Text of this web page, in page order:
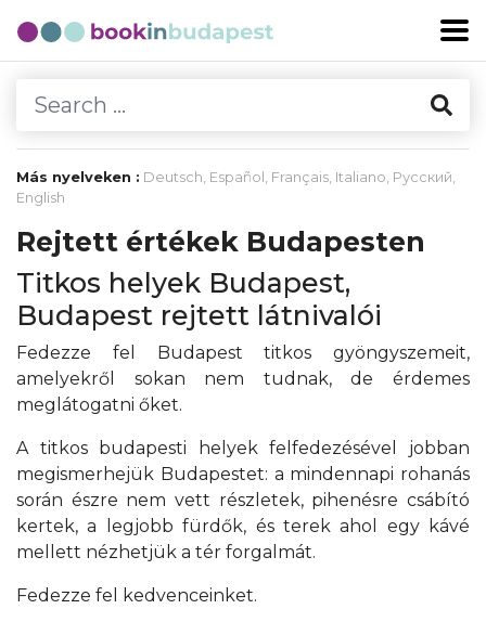
Más nyelveken : Deutsch, Español , Français, Italiano, Русский,
English
Rejtett értékek Budapesten
Titkos helyek Budapest,
Budapest rejtett látnivalói
Fedezze fel Budapest titkos gyöngyszemeit,
amelyekről sokan nem tudnak, de érdemes
meglátogatni őket.
A titkos budapesti helyek felfedezésével jobban
megismerhejük Budapestet: a mindennapi rohanás
során észre nem vett részletek, pihenésre csábító
kertek, a legjobb fürdők, és terek ahol egy kávé
mellett nézhetjük a tér forgalmát.
Fedezze fel kedvenceinket.